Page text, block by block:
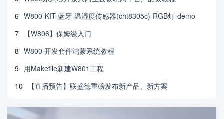
6 W800-KIT-蓝牙-温湿度传感器(cht8305c)-RGB灯-demo
7
【W806】保姆级入门
8 W800 开发套件鸿蒙系统教程
9
用Makefile新建W801工程
10
【直播预告】联盛德重磅发布新产品、新方案